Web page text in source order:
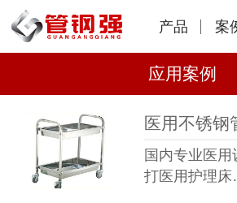
产品 案
应用案例
国内专业医
打医用护理